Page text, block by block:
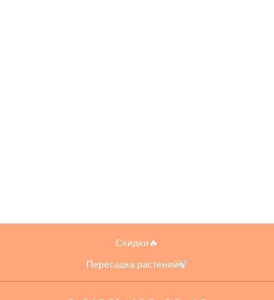
Скидки🔥
Пересадка растений🍃